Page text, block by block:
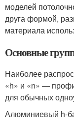
моделей
друга формой,
материала
Основные
Наиболее
«h» и «n» —
для обычных
Алюминиевый h-